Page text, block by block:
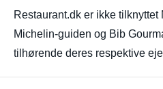
Restaurant.dk er ikke
Michelin-guiden og Bib
tilhørende deres respektive